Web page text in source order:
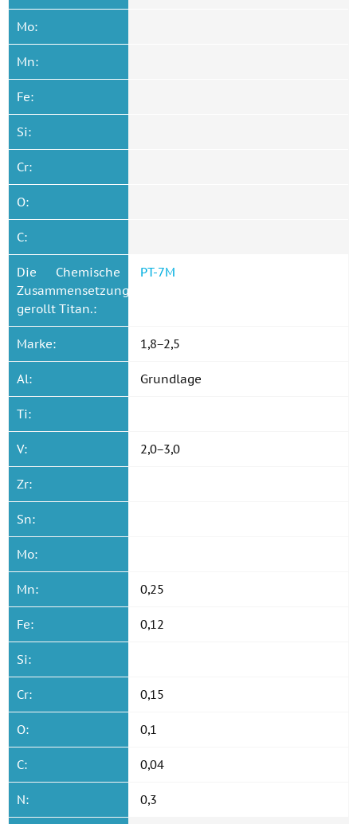
Mo:
Mn:
Fe:
Si:
Cr:
O:
C:
Die Chemische
Zusammensetzung
gerollt Titan.:
PT-7M
Marke: 1,8−2,5
Al: Grundlage
Ti:
V: 2,0−3,0
Zr:
Sn:
Mo:
Mn: 0,25
Fe: 0,12
Si:
Cr: 0,15
O: 0,1
C: 0,04
N: 0,3